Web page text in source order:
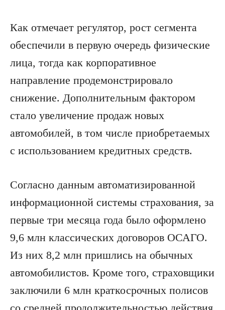
Как отмечает регулятор, рост сегмента
обеспечили в первую очередь физические
лица, тогда как корпоративное
направление продемонстрировало
снижение. Дополнительным фактором
стало увеличение продаж новых
автомобилей, в том числе приобретаемых
с использованием кредитных средств.
Согласно данным автоматизированной
информационной системы страхования, за
первые три месяца года было оформлено
9,6 млн классических договоров ОСАГО.
Из них 8,2 млн пришлись на обычных
автомобилистов. Кроме того, страховщики
заключили 6 млн краткосрочных полисов